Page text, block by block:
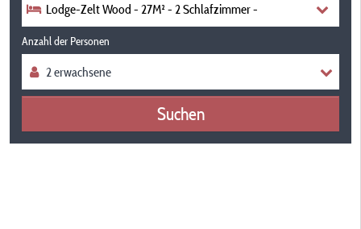
Lodge-Zelt Wood - 27M² - 2 Schlafzimmer -
Anzahl der Personen
Suchen